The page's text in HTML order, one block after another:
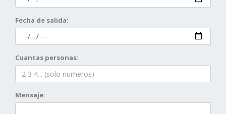
Fecha de salida:
Cuantas personas:
Mensaje: